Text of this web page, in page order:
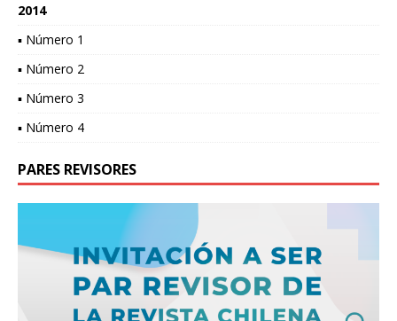
2014
▪ Número 1
▪ Número 2
▪ Número 3
▪ Número 4
PARES REVISORES